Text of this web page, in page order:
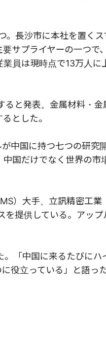
長沙市に本社を置く
サプライヤーの一つで
員は現時点で13万人に
と発表。金属材料・
とした。
中国に持つ七つの研究
国だけでなく世界の市
）大手、立訊精密工業
提供している。アッ
「中国に来るたびに
役立っている」と語った